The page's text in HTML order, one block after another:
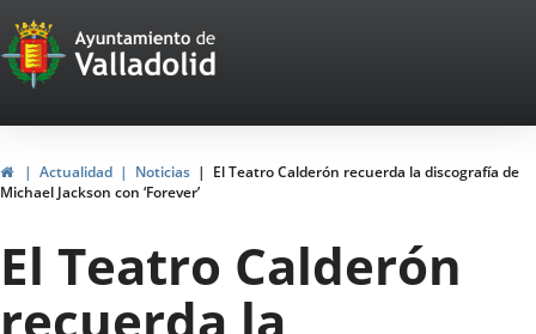
Portal
Web
del
Ayuntamiento
de
Valladolid
HomeActualidad Noticias
El Teatro Calderón recuerda la discografía de
Michael Jackson con ‘Forever’
El Teatro Calderón
recuerda la